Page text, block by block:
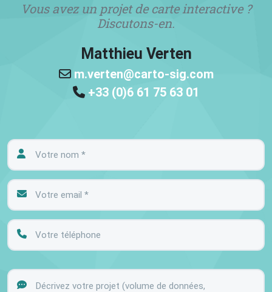
Vous avez un projet de carte interactive ?
Discutons-en.
Matthieu Verten
m.verten@carto-sig.com
+33 (0)6 61 75 63 01